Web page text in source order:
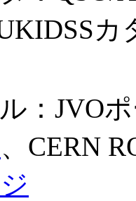
カ
：JVO
、CERN